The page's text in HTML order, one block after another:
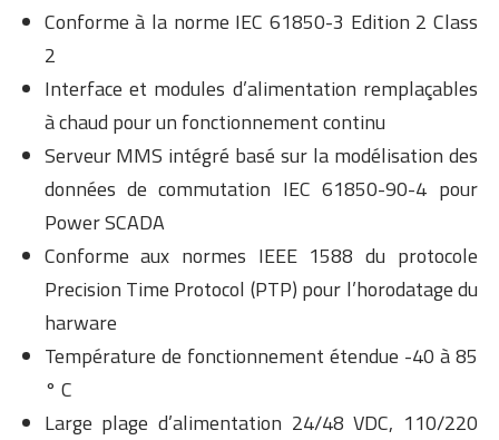
Conforme à la norme IEC 61850-3 Edition 2 Class
2
Interface et modules d’alimentation remplaçables
à chaud pour un fonctionnement continu
Serveur MMS intégré basé sur la modélisation des
données de commutation IEC 61850-90-4 pour
Power SCADA
Conforme aux normes IEEE 1588 du protocole
Precision Time Protocol (PTP) pour l’horodatage du
harware
Température de fonctionnement étendue -40 à 85
° C
Large plage d’alimentation 24/48 VDC, 110/220